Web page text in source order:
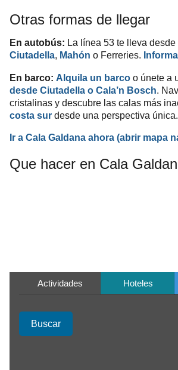
Otras formas de llegar
En autobús: La línea 53 te lleva desde
Ciutadella, Mahón o Ferreries.
En barco: Alquila un barco o únete a
desde Ciutadella o Cala’n Bosch.
cristalinas y descubre las calas más
costa sur desde una perspectiva única.
Ir a Cala Galdana ahora (abrir mapa
Que hacer en Cala
Actividades Hoteles
Buscar